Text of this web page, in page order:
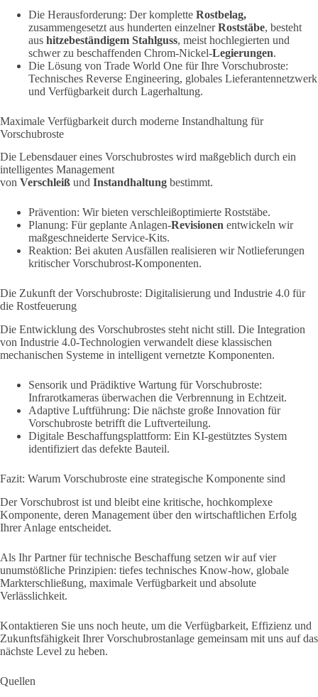
Die Herausforderung: Der komplette Rostbelag,
zusammengesetzt aus hunderten einzelnerRoststäbe, besteht
aus hitzebeständigem Stahlguss, meist hochlegierten und
schwer zu beschaffenden Chrom-Nickel-Legierungen.
Die Lösung von Trade World One für Ihre Vorschubroste:
Technisches Reverse Engineering, globales Lieferantennetzwerk
und Verfügbarkeit durch Lagerhaltung.
Maximale Verfügbarkeit durch moderne Instandhaltung für
Vorschubroste
Die Lebensdauer eines Vorschubrostes wird maßgeblich durch ein
intelligentes Management
von Verschleiß und Instandhaltung bestimmt.
Prävention: Wir bieten verschleißoptimierte Roststäbe.
Planung: Für geplante Anlagen-Revisionen entwickeln wir
maßgeschneiderte Service-Kits.
Reaktion: Bei akuten Ausfällen realisieren wir Notlieferungen
kritischer Vorschubrost-Komponenten.
Die Zukunft der Vorschubroste: Digitalisierung und Industrie 4.0 für
die Rostfeuerung
Die Entwicklung des Vorschubrostes steht nicht still. Die Integration
von Industrie 4.0-Technologien verwandelt diese klassischen
mechanischen Systeme in intelligent vernetzte Komponenten.
Sensorik und Prädiktive Wartung für Vorschubroste:
Infrarotkameras überwachen die Verbrennung in Echtzeit.
Adaptive Luftführung: Die nächste große Innovation für
Vorschubroste betrifft die Luftverteilung.
Digitale Beschaffungsplattform: Ein KI-gestütztes System
identifiziert das defekte Bauteil.
Fazit: Warum Vorschubroste eine strategische Komponente sind
Der Vorschubrost ist und bleibt eine kritische, hochkomplexe
Komponente, deren Management über den wirtschaftlichen Erfolg
Ihrer Anlage entscheidet.
Als Ihr Partner für technische Beschaffung setzen wir auf vier
unumstößliche Prinzipien: tiefes technisches Know-how, globale
Markterschließung, maximale Verfügbarkeit und absolute
Verlässlichkeit.
Kontaktieren Sie uns noch heute, um die Verfügbarkeit, Effizienz und
Zukunftsfähigkeit Ihrer Vorschubrostanlage gemeinsam mit uns auf das
nächste Level zu heben.
Quellen